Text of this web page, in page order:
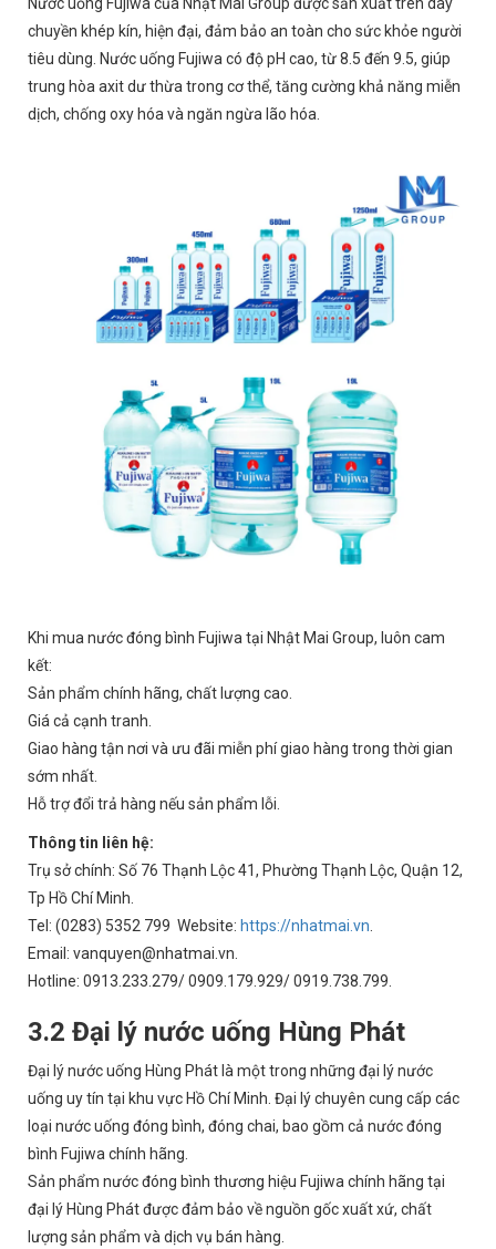
chuyền khép kín, hiện đại, đảm bảo an toàn cho sức khỏe người
tiêu dùng. Nước uống Fujiwa có độ pH cao, từ 8.5 đến 9.5, giúp
trung hòa axit dư thừa trong cơ thể, tăng cường khả năng miễn
dịch, chống oxy hóa và ngăn ngừa lão hóa.
Khi mua nước đóng bình Fujiwa tại Nhật Mai Group, luôn cam
kết:
Sản phẩm chính hãng, chất lượng cao.
Giá cả cạnh tranh.
Giao hàng tận nơi và ưu đãi miễn phí giao hàng trong thời gian
sớm nhất.
Hỗ trợ đổi trả hàng nếu sản phẩm lỗi.
Thông tin liên hệ:
Trụ sở chính: Số 76 Thạnh Lộc 41, Phường Thạnh Lộc, Quận 12,
Tp Hồ Chí Minh.
Tel: (0283) 5352 799 Website: https://nhatmai.vn
Email: vanquyen@nhatmai.vn.
Hotline: 0913.233.279/ 0909.179.929/ 0919.738.799.
3.2 Đại lý nước uống Hùng Phát
Đại lý nước uống Hùng Phát là một trong những đại lý nước
uống uy tín tại khu vực Hồ Chí Minh. Đại lý chuyên cung cấp các
loại nước uống đóng bình, đóng chai, bao gồm cả nước đóng
bình Fujiwa chính hãng.
Sản phẩm nước đóng bình thương hiệu Fujiwa chính hãng tại
đại lý Hùng Phát được đảm bảo về nguồn gốc xuất xứ, chất
lượng sản phẩm và dịch vụ bán hàng.